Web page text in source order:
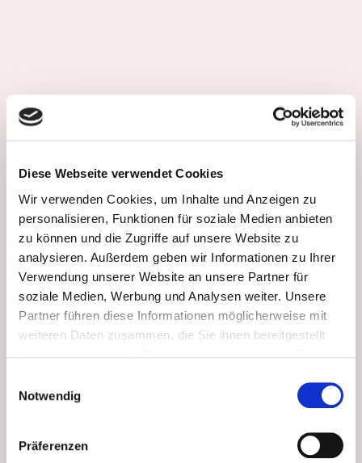
Diese Webseite verwendet Cookies
Wir verwenden Cookies, um Inhalte und Anzeigen zu
personalisieren, Funktionen für soziale Medien anbieten
zu können und die Zugriffe auf unsere Website zu
analysieren. Außerdem geben wir Informationen zu Ihrer
Verwendung unserer Website an unsere Partner für
soziale Medien, Werbung und Analysen weiter. Unsere
Partner führen diese Informationen möglicherweise mit
weiteren Daten zusammen, die Sie ihnen bereitgestellt
Notwendig
Präferenzen